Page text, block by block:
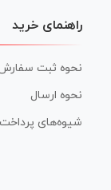
راهنمای خرید
نحوه ثبت
نحوه ارسال
شیوه‌های پرداخت